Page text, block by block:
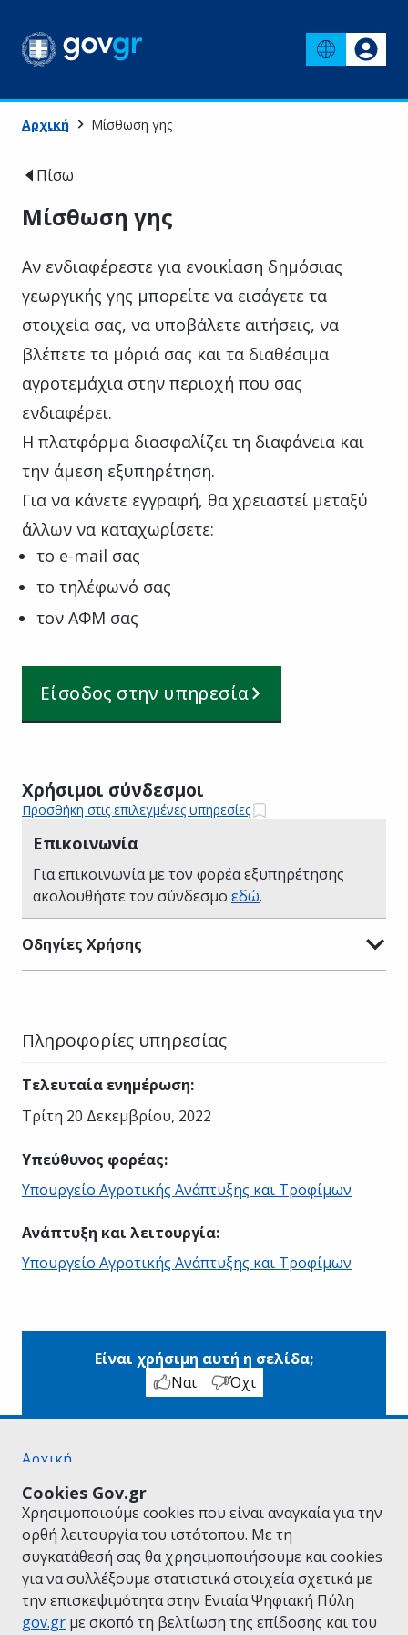
Cookies Gov.gr
Χρησιμοποιούμε cookies που είναι αναγκαία για την
ορθή λειτουργία του ιστότοπου. Με τη
συγκατάθεσή σας θα χρησιμοποιήσουμε και cookies
για να συλλέξουμε στατιστικά στοιχεία σχετικά με
την επισκεψιμότητα στην Ενιαία Ψηφιακή Πύλη
gov.gr με σκοπό τη βελτίωση της επίδοσης και του
Αρχική Μίσθωση γης
Πίσω
Μίσθωση γης
Αν ενδιαφέρεστε για ενοικίαση δημόσιας
γεωργικής γης μπορείτε να εισάγετε τα
στοιχεία σας, να υποβάλετε αιτήσεις, να
βλέπετε τα μόριά σας και τα διαθέσιμα
αγροτεμάχια στην περιοχή που σας
ενδιαφέρει.
Η πλατφόρμα διασφαλίζει τη διαφάνεια και
την άμεση εξυπηρέτηση.
Για να κάνετε εγγραφή, θα χρειαστεί μεταξύ
άλλων να καταχωρίσετε:
το e-mail σας
το τηλέφωνό σας
τον ΑΦΜ σας
Είσοδος στην υπηρεσία
Χρήσιμοι σύνδεσμοι
Προσθήκη στις επιλεγμένες υπηρεσίες
Επικοινωνία
Για επικοινωνία με τον φορέα εξυπηρέτησης
ακολουθήστε τον σύνδεσμο εδώ.
Οδηγίες Χρήσης
Πληροφορίες υπηρεσίας
Τελευταία ενημέρωση:
Τρίτη 20 Δεκεμβρίου, 2022
Υπεύθυνος φορέας:
Υπουργείο Αγροτικής Ανάπτυξης και Τροφίμων
Ανάπτυξη και λειτουργία:
Υπουργείο Αγροτικής Ανάπτυξης και Τροφίμων
Είναι χρήσιμη αυτή η σελίδα;
Ναι
Όχι
Αρχική
Όροι Χρήσης
Πολιτική Απορρήτου
Δήλωση προσβασιμότητας
Πολιτική cookies
Προτάσεις για το gov.gr
Υλοποίηση από το Υπουργείο Ψηφιακής